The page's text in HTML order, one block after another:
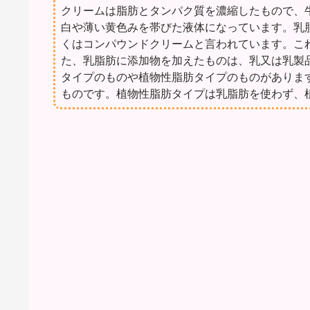
クリームは脂肪とタンパク質を濃縮したもので
白や薄い黄色みを帯びた液体になっています。
くはコンパウンドクリームと言われています。
た、乳脂肪に添加物を加えたものは、乳又は乳
タイプのものや植物性脂肪タイプのものがあり
ものです。植物性脂肪タイプは乳脂肪を使わず